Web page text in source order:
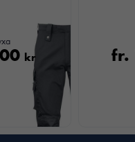
kr fr.